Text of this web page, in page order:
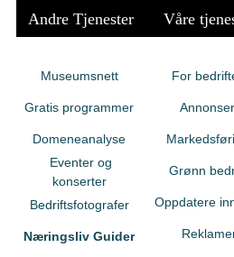
Andre Tjenester Våre
Museumsnett
Gratis programmer
Domeneanalyse
Eventer og
konserter
Bedriftsfotografer
Næringsliv Guider
For
Annonser
Grønn
Oppdatere